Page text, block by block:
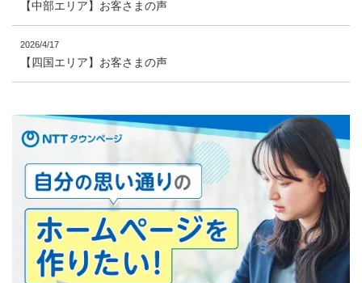
【中部エリア】お客さまの声
2026/4/17
【四国エリア】お客さまの声